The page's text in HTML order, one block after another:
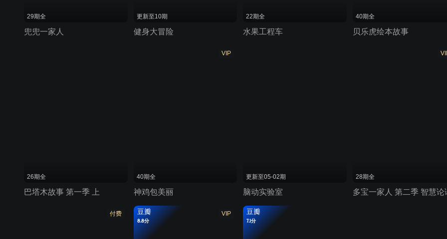
29期全
兜兜一家人
更新至10期
健身大冒险
22期全
水果工程车
40期全
贝乐虎绘本故事
26期全
巴塔木故事 第一季 上
VIP
40期全
神鸡包美丽
更新至05-02期
脑动实验室
28期全
多宝一家人 第二季 智慧论
付费 VIP
豆瓣
8.8分
豆瓣
7.1分